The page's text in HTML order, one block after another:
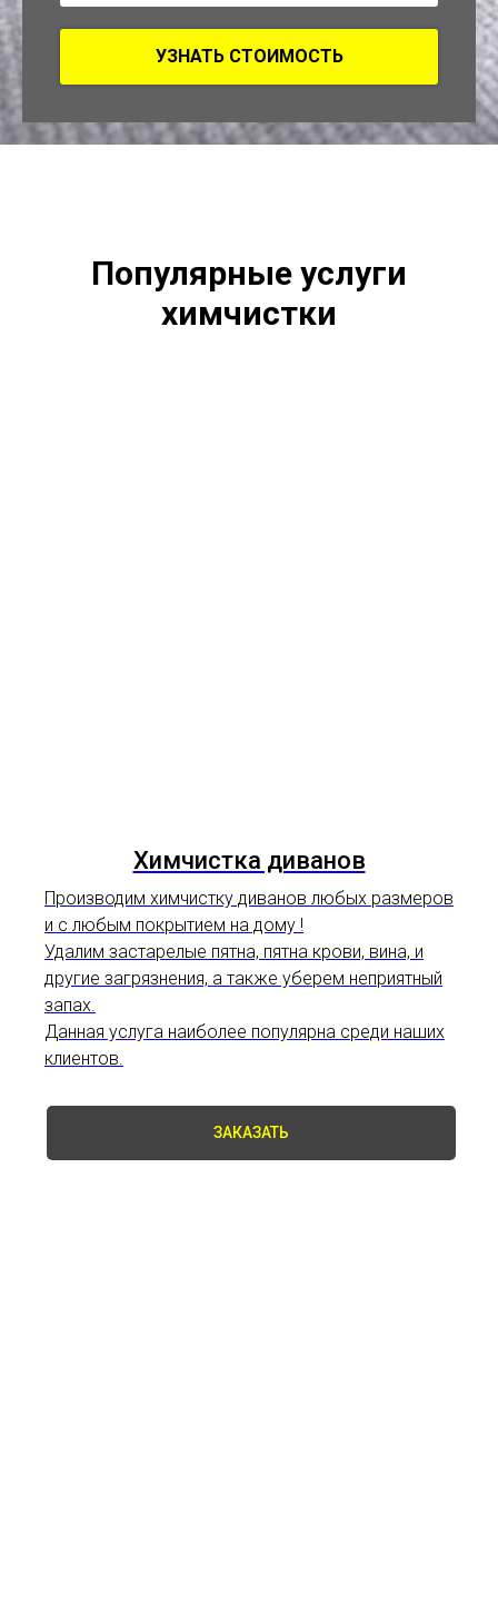
УЗНАТЬ СТОИМОСТЬ
Популярные услуги
химчистки
Химчистка диванов
Производим химчистку диванов любых размеров
и с любым покрытием на дому !
Удалим застарелые пятна, пятна крови, вина, и
другие загрязнения, а также уберем неприятный
запах.
Данная услуга наиболее популярна среди наших
клиентов.
ЗАКАЗАТЬ